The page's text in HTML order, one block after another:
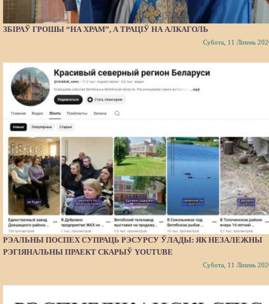
ЗБІРАЎ ГРОШЫ “НА ХРАМ”, А ТРАЦІЎ НА АЛКАГОЛЬ
Субота, 11 Ліпень
РЭАЛЬНЫ ПОСПЕХ СУПРАЦЬ РЭСУРСУ ЎЛАДЫ: ЯК НЕЗАЛЕЖНЫ
РЭГІЯНАЛЬНЫ ПРАЕКТ СКАРЫЎ YOUTUBE
Субота, 11 Ліпень